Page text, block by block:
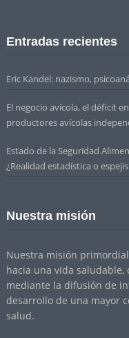
Entradas recientes
Eric Kandel: nazismo,
El negocio avícola, el déficit
productores avícolas
Estado de la Seguridad
¿Realidad estadística o
Nuestra misión
Nuestra misión
hacia una vida saludable,
mediante la difusión de
desarrollo de una mayor
salud.